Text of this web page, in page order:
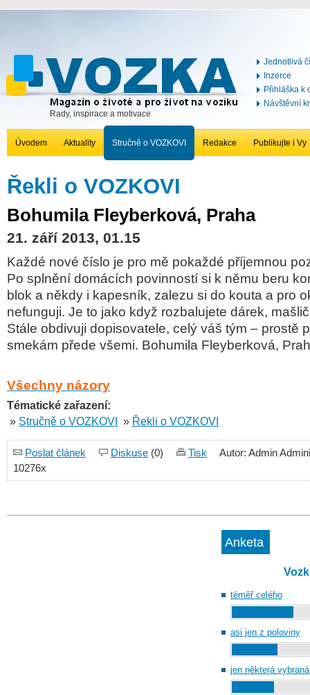
Rady, inspirace a motivace
Jednotlivá
Inzerce
Přihláška k
Návštěvní
Úvodem Aktuality Stručně o VOZKOVI Redakce Publikujte i Vy
Řekli o VOZKOVI
Bohumila Fleyberková, Praha
21. září 2013, 01.15
Každé nové číslo je pro mě pokaždé příjemnou
Po splnění domácích povinností si k němu beru
blok a někdy i kapesník, zalezu si do kouta a pro
nefunguji. Je to jako když rozbalujete dárek,
Stále obdivuji dopisovatele, celý váš tým – prostě
smekám přede všemi. Bohumila Fleyberková,
Všechny názory
Tématické zařazení:
» Stručně o VOZKOVI » Řekli o VOZKOVI
Poslat článek Diskuse (0) Tisk
Autor: Admin
10276x
Anketa
téměř celého
asi jen z poloviny
jen některá